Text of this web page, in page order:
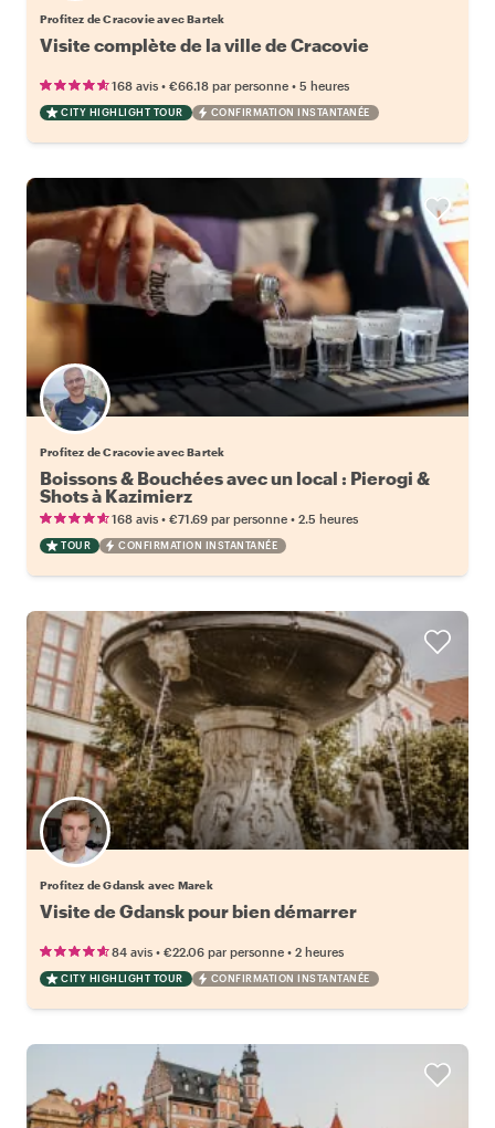
Profitez de Cracovie avec Bartek
Visite complète de la ville de Cracovie
168 avis • €66.18 par personne • 5 heures
CITY HIGHLIGHT TOUR CONFIRMATION INSTANTANÉE
Profitez de Cracovie avec Bartek
Boissons & Bouchées avec un local : Pierogi &
Shots à Kazimierz
168 avis • €71.69 par personne • 2.5 heures
TOUR CONFIRMATION INSTANTANÉE
Profitez de Gdansk avec Marek
Visite de Gdansk pour bien démarrer
84 avis • €22.06 par personne • 2 heures
CITY HIGHLIGHT TOUR CONFIRMATION INSTANTANÉE